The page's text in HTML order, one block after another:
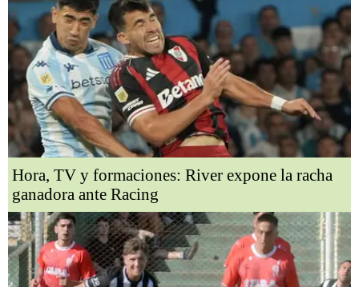
Hora, TV y formaciones: River expone la racha
ganadora ante Racing